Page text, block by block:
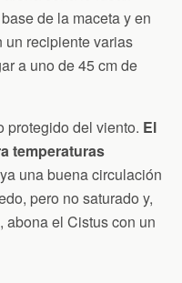
de la maceta y en
un recipiente varias
a uno de 45 cm de
protegido del viento. El
temperaturas
una buena circulación
pero no saturado y,
abona el Cistus con un